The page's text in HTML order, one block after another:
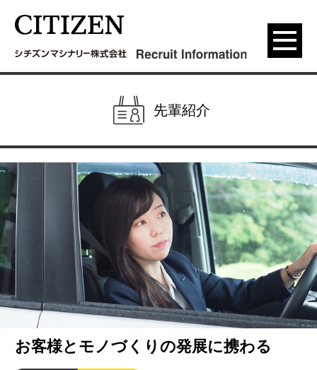
menu
先輩紹介
お客様とモノづくりの発展に携わる